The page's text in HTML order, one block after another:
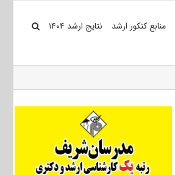
منابع کنکور ارشد نتایج ارشد ۱۴۰۴